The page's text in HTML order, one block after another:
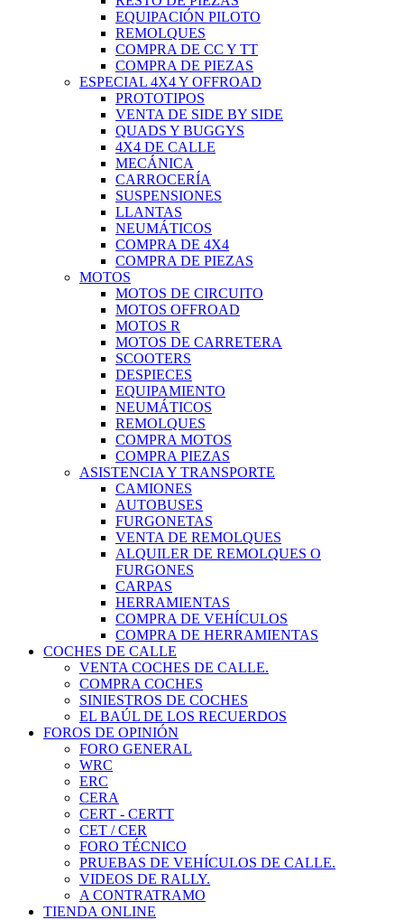
EQUIPACIÓN PILOTO
REMOLQUES
COMPRA DE CC Y TT
COMPRA DE PIEZAS
ESPECIAL 4X4 Y OFFROAD
PROTOTIPOS
VENTA DE SIDE BY SIDE
QUADS Y BUGGYS
4X4 DE CALLE
MECÁNICA
CARROCERÍA
SUSPENSIONES
LLANTAS
NEUMÁTICOS
COMPRA DE 4X4
COMPRA DE PIEZAS
MOTOS
MOTOS DE CIRCUITO
MOTOS OFFROAD
MOTOS R
MOTOS DE CARRETERA
SCOOTERS
DESPIECES
EQUIPAMIENTO
NEUMÁTICOS
REMOLQUES
COMPRA MOTOS
COMPRA PIEZAS
ASISTENCIA Y TRANSPORTE
CAMIONES
AUTOBUSES
FURGONETAS
VENTA DE REMOLQUES
ALQUILER DE REMOLQUES O
FURGONES
CARPAS
HERRAMIENTAS
COMPRA DE VEHÍCULOS
COMPRA DE HERRAMIENTAS
COCHES DE CALLE
VENTA COCHES DE CALLE.
COMPRA COCHES
SINIESTROS DE COCHES
EL BAÚL DE LOS RECUERDOS
FOROS DE OPINIÓN
FORO GENERAL
WRC
ERC
CERA
CERT - CERTT
CET / CER
FORO TÉCNICO
PRUEBAS DE VEHÍCULOS DE CALLE.
VIDEOS DE RALLY.
A CONTRATRAMO
TIENDA ONLINE